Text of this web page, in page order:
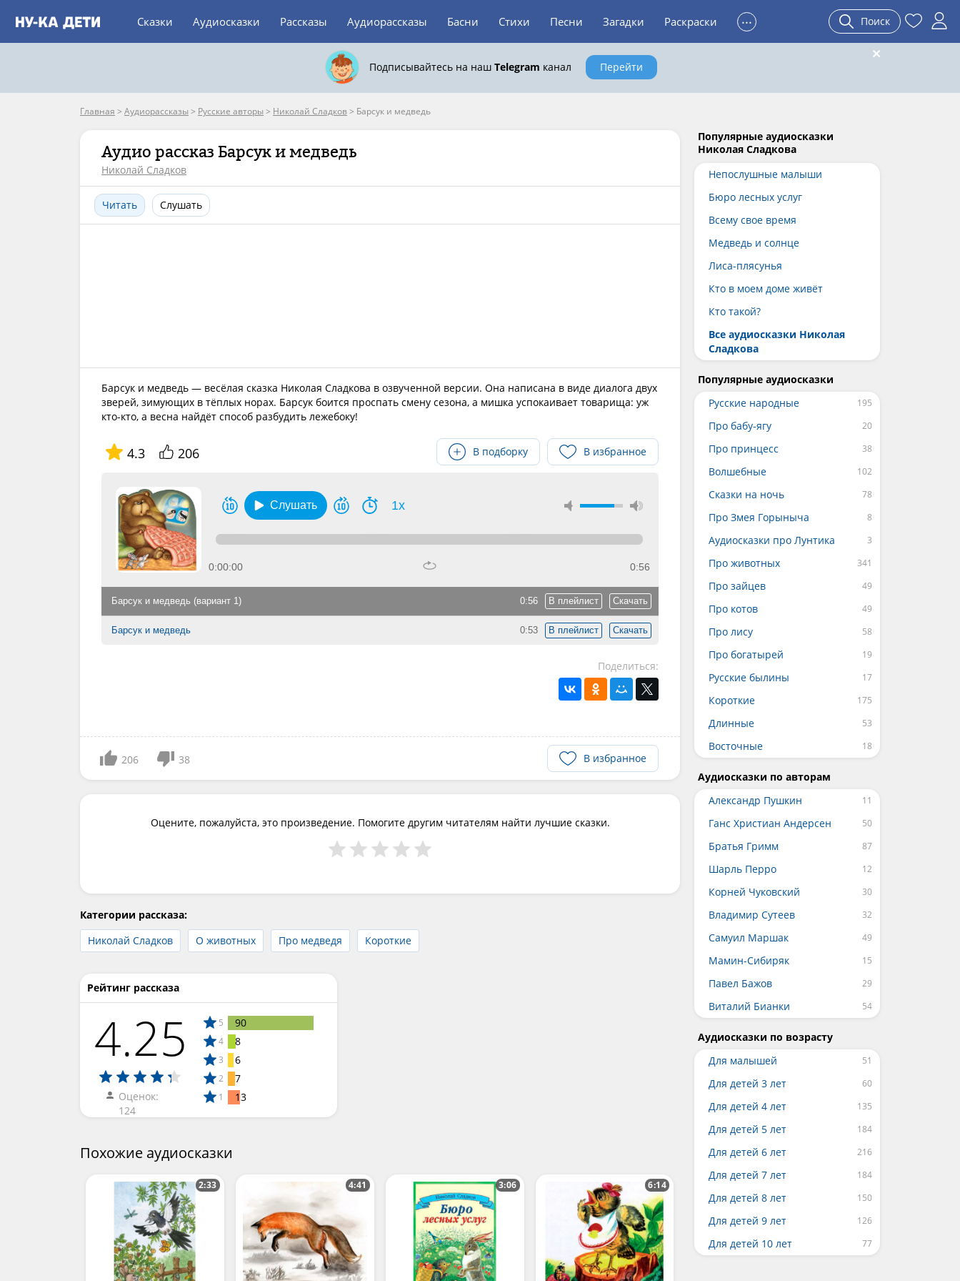
Сказки Аудиосказки Рассказы Аудиорассказы Басни Стихи Песни Загадки Раскраски ... Поиск
Подписывайтесь на наш Telegram канал Перейти
Главная > Аудиорассказы > Русские авторы > Николай Сладков> Барсук и медведь
Аудио рассказ Барсук и медведь
Николай Сладков
Читать Слушать
Барсук и медведь — весёлая сказка Николая Сладкова в озвученной версии. Она написана в виде диалога двух
зверей, зимующих в тёплых норах. Барсук боится проспать смену сезона, а мишка успокаивает товарища: уж
кто-кто, а весна найдёт способ разбудить лежебоку!
4.3 206 В подборку В избранное
Слушать 1x
0:00:00 0:56
0:56 В плейлист Скачать
Барсук и медведь (вариант 1)
0:53 В плейлист Скачать
Барсук и медведь
Поделиться:
206 38 В избранное
Оцените, пожалуйста, это произведение. Помогите другим читателям найти лучшие сказки.
Категории рассказа:
Николай Сладков
О животных Про медведя Короткие
Рейтинг рассказа
4.25
Оценок:
124
5 90
4 8
3 6
2 7
1 13
Похожие аудиосказки
2:33 4:41 3:06 6:14
Популярные аудиосказки
Николая Сладкова
Непослушные малыши
Бюро лесных услуг
Всему свое время
Медведь и солнце
Лиса-плясунья
Кто в моем доме живёт
Кто такой?
Все аудиосказки Николая
Сладкова
Популярные аудиосказки
Русские народные
Про бабу-ягу
Про принцесс
Волшебные
Сказки на ночь
Про Змея Горыныча
Аудиосказки про Лунтика
Про животных
Про зайцев
Про котов
Про лису
Про богатырей
Русские былины
Короткие
Длинные
Восточные
Аудиосказки по авторам
Александр Пушкин
Ганс Христиан Андерсен
Братья Гримм
Шарль Перро
Корней Чуковский
Владимир Сутеев
Самуил Маршак
Мамин-Сибиряк
Павел Бажов
Виталий Бианки
Аудиосказки по возрасту
Для малышей
Для детей 3 лет
Для детей 4 лет
Для детей 5 лет
Для детей 6 лет
Для детей 7 лет
Для детей 8 лет
Для детей 9 лет
Для детей 10 лет